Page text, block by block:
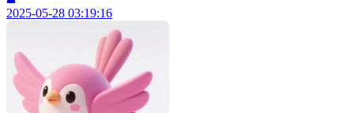
2025-05-28 03:19:16